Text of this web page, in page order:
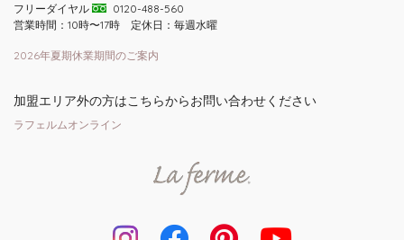
フリーダイヤル
0120-488-560
営業時間：10時〜17時 定休日：毎週水曜
2026年夏期休業期間のご案内
加盟エリア外の方はこちらからお問い合わせください
ラフェルムオンライン